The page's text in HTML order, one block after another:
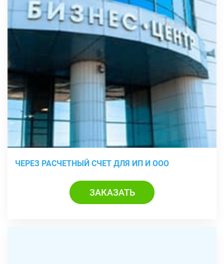
ЧЕРЕЗ РАСЧЕТНЫЙ СЧЕТ ДЛЯ ИП И ООО
ЗАКАЗАТЬ